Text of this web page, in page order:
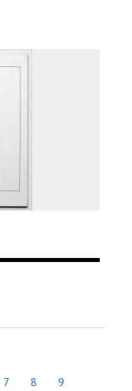
7 8 9